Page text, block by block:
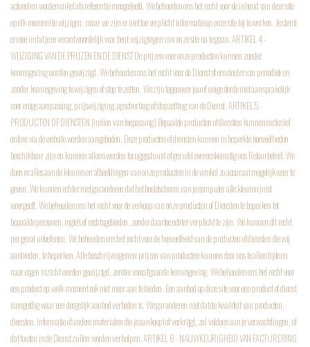
actueel en worden enkel als referentie meegedeeld. We behouden ons het recht voor de inhoud van deze site
op elk moment te wijzigen, maar we zijn er niet toe verplicht informatie op onze site bij te werken. Je stemt
ermee in dat je er verantwoordelijk voor bent wijzigingen van onze site na te gaan.ARTIKEL 4 -
WIJZIGING VAN DE PRIJZEN EN DE DIENSTDe prijzen voor onze producten kunnen zonder
kennisgeving worden gewijzigd. We behouden ons het recht voor de Dienst of een deel ervan periodiek en
zonder kennisgeving te wijzigen of stop te zetten. We zijn tegenover jou of enige derde niet aansprakelijk
voor enige aanpassing, prijswijziging, opschorting of stopzetting van de Dienst.ARTIKEL 5 -
PRODUCTEN OF DIENSTEN (indien van toepassing) Bepaalde producten of diensten kunnen exclusief
online via de website worden aangeboden. Deze producten of diensten kunnen in beperkte hoeveelheden
beschikbaar zijn en kunnen alleen worden teruggestuurd of geruild overeenkomstig ons Retourbeleid. We
doen er alles aan de kleuren en afbeeldingen van onze producten in de winkel zo accuraat mogelijk weer te
geven. We kunnen echter niet garanderen dat het beeldscherm van je computer alle kleuren juist
weergeeft. We behouden ons het recht voor de verkoop van onze producten of Diensten te beperken tot
bepaalde personen, regio's of rechtsgebieden, zonder daartoe echter verplicht te zijn. We kunnen dit recht
per geval uitoefenen. We behouden ons het recht voor de hoeveelheid van de producten of diensten die wij
aanbieden, te beperken. Alle beschrijvingen en prijzen van producten kunnen door ons te allen tijde en
naar eigen inzicht worden gewijzigd, zonder voorafgaande kennisgeving. We behouden ons het recht voor
een product op welk moment ook niet meer aan te bieden. Een aanbod op deze site voor een product of dienst
is ongeldig waar een dergelijk aanbod verboden is. We garanderen niet dat de kwaliteit van producten,
diensten, informatie of andere materialen die je aankoopt of verkrijgt, zal voldoen aan je verwachtingen, of
dat fouten in de Dienst zullen worden verholpen.ARTIKEL 6 - NAUWKEURIGHEID VAN FACTURERING